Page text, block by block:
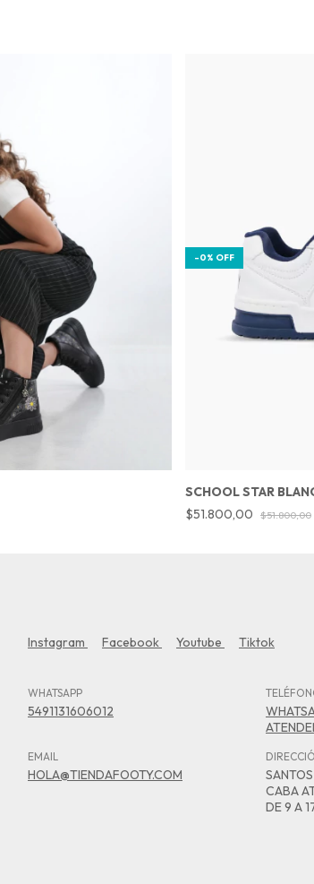
-0% OFF
SCHOOL STAR
$51.800,00
$51.800,00
Instagram Facebook Youtube Tiktok
WHATSAPP
5491131606012
EMAIL
HOLA@TIENDAFOOTY.COM
CABA
DE 9 A